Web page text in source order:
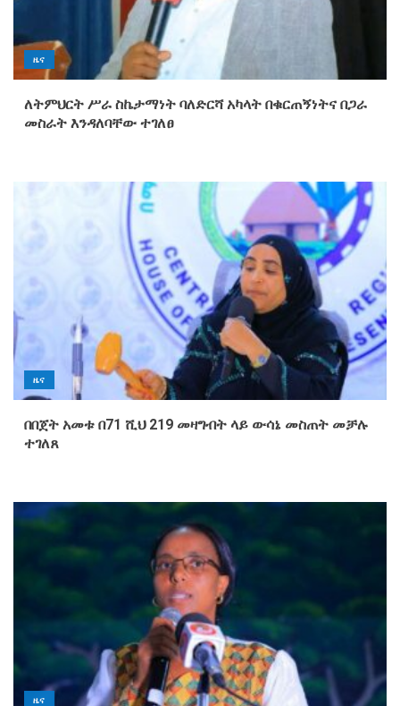
ዜና
ለትምህርት ሥራ ስኬታማነት ባለድርሻ አካላት በቁርጠኝነትና በጋራ
መስራት እንዳለባቸው ተገለፀ
ዜና
በበጀት አመቱ በ71 ሺህ 219 መዛግብት ላይ ውሳኔ መስጠት መቻሉ
ተገለጸ
ዜና